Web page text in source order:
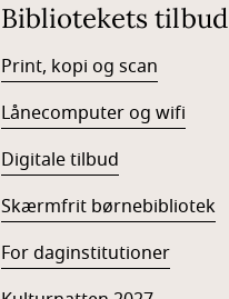
Bibliotekets tilbud
Print, kopi og scan
Lånecomputer og wifi
Digitale tilbud
Skærmfrit børnebibliotek
For daginstitutioner